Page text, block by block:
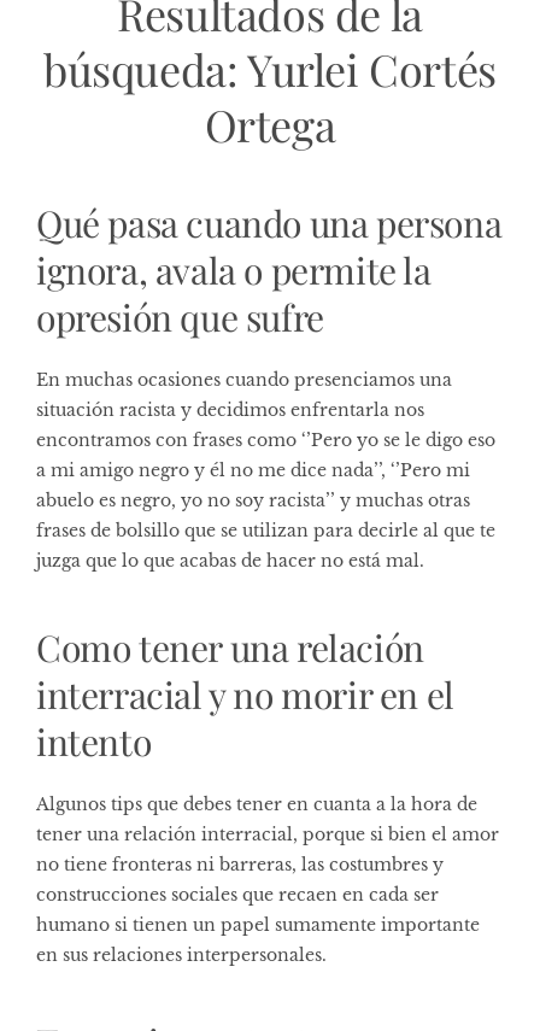
Resultados de la
búsqueda:Yurlei Cortés
Ortega
Qué pasa cuando una persona
ignora, avala o permite la
opresión que sufre
En muchas ocasiones cuando presenciamos una
situación racista y decidimos enfrentarla nos
encontramos con frases como ‘’Pero yo se le digo eso
a mi amigo negro y él no me dice nada’’, ‘’Pero mi
abuelo es negro, yo no soy racista’’ y muchas otras
frases de bolsillo que se utilizan para decirle al que te
juzga que lo que acabas de hacer no está mal.
Como tener una relación
interracial y no morir en el
intento
Algunos tips que debes tener en cuanta a la hora de
tener una relación interracial, porque si bien el amor
no tiene fronteras ni barreras, las costumbres y
construcciones sociales que recaen en cada ser
humano si tienen un papel sumamente importante
en sus relaciones interpersonales.